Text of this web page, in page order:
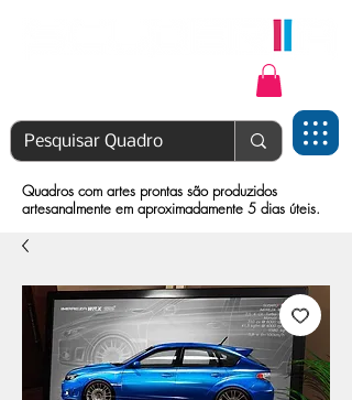
Quadros com artes prontas são produzidos
artesanalmente em aproximadamente 5 dias úteis.